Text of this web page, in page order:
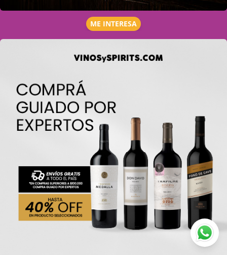
ME INTERESA